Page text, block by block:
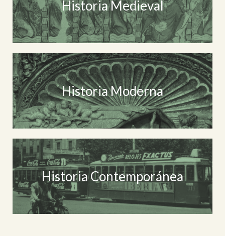
Historia Medieval
Historia Moderna
Historia Contemporánea